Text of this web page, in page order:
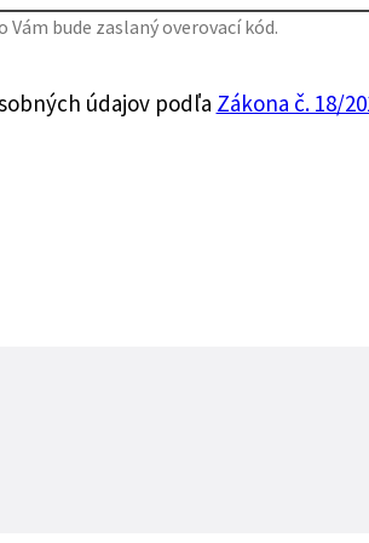
bude zaslaný overovací kód.
údajov podľa Zákona č. 18/